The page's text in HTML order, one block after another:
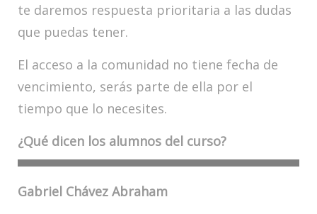
te daremos respuesta prioritaria a las dudas
que puedas tener.
El acceso a la comunidad no tiene fecha de
vencimiento, serás parte de ella por el
tiempo que lo necesites.
¿Qué dicen los alumnos del curso?
Gabriel Chávez Abraham